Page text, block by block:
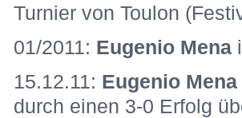
Turnier von Toulon
01/2011: Eugenio Mena
15.12.11: Eugenio Mena
durch einen 3-0 Erfolg